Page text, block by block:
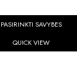
PASIRINKTI SAVYBES
QUICK VIEW